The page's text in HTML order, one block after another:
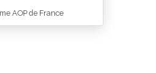
AOP de France